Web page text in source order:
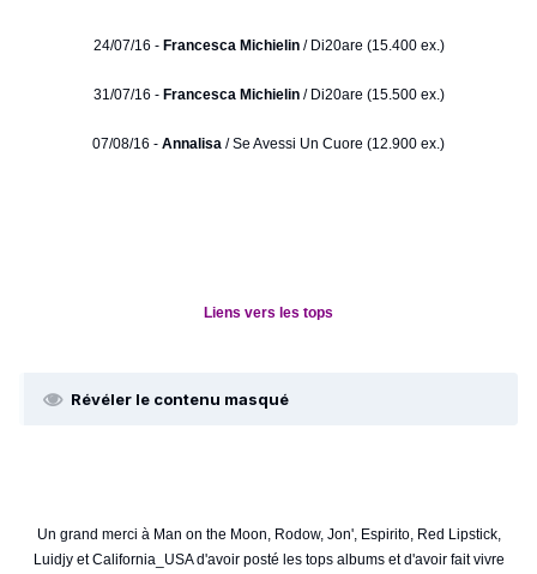
24/07/16 - Francesca Michielin/ Di20are (15.400 ex.)
31/07/16 - Francesca Michielin/ Di20are (15.500 ex.)
07/08/16 - Annalisa / Se Avessi Un Cuore (12.900 ex.)
Liens vers les tops
Révéler le contenu masqué
Un grand merci à Man on the Moon, Rodow, Jon', Espirito, Red Lipstick,
Luidjy et California_USA d'avoir posté les tops albums et d'avoir fait vivre